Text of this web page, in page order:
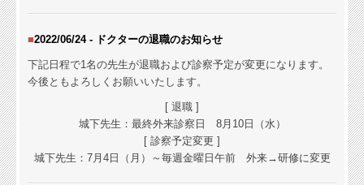
■2022/06/24 - ドクターの退職のお知らせ
下記日程で1名の先生が退職および診察予定が変更になります。
今後ともよろしくお願いいたします。
[ 退職 ]
城下先生：最終外来診察日 8月10日（水）
[ 診察予定変更 ]
城下先生：7月4日（月）～毎週金曜日午前 外来→研修に変更